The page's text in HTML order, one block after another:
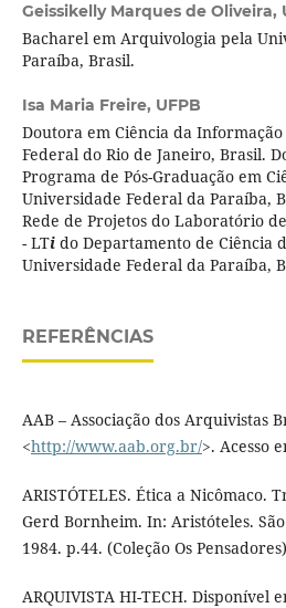
Geissikelly Marques de Oliveira,
Bacharel em Arquivologia pela
Paraíba, Brasil.
Isa Maria Freire, UFPB
Doutora em Ciência da
Federal do Rio de Janeiro, Brasil.
Programa de Pós-Graduação em
Universidade Federal da Paraíba,
Rede de Projetos do Laboratório
- LTido Departamento de Ciência
Universidade Federal da Paraíba,
REFERÊNCIAS
AAB – Associação dos Arquivistas
<http://www.aab.org.br/>. Acesso
ARISTÓTELES. Ética a Nicômaco.
Gerd Bornheim. In: Aristóteles.
1984. p.44. (Coleção Os
ARQUIVISTA HI-TECH. Disponível